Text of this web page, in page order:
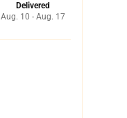
Delivered
Aug. 10 - Aug. 17